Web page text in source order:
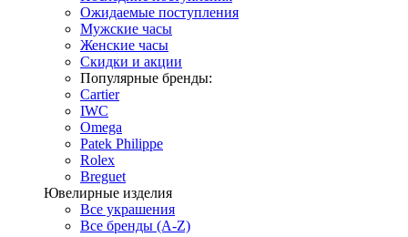
Ожидаемые поступления
Мужские часы
Женские часы
Скидки и акции
Популярные бренды:
Cartier
IWC
Omega
Patek Philippe
Rolex
Breguet
Ювелирные изделия
Все украшения
Все бренды (A-Z)